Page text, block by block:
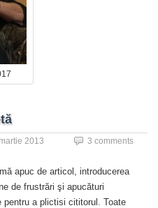
2013 3 comments
apuc de articol, introducerea
de frustrări şi apucături
pentru a plictisi cititorul. Toate